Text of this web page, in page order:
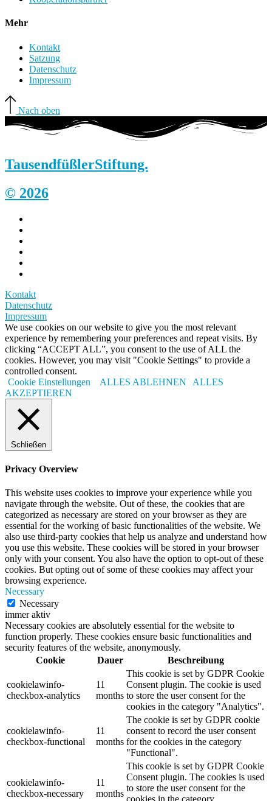
Mehr
Kontakt
Satzung
Datenschutz
Impressum
Nach oben
TausendfüßlerStiftung.
© 2026
Kontakt
Datenschutz
Impressum
We use cookies on our website to give you the most relevant
experience by remembering your preferences and repeat visits. By
clicking “ACCEPT ALL”, you consent to the use of ALL the
cookies. However, you may visit "Cookie Settings" to provide a
controlled consent.
Cookie Einstellungen
ALLES ABLEHNEN
ALLES
AKZEPTIEREN
Schließen
Privacy Overview
This website uses cookies to improve your experience while you
navigate through the website. Out of these, the cookies that are
categorized as necessary are stored on your browser as they are
essential for the working of basic functionalities of the website. We
also use third-party cookies that help us analyze and understand how
you use this website. These cookies will be stored in your browser
only with your consent. You also have the option to opt-out of these
cookies. But opting out of some of these cookies may affect your
browsing experience.
Necessary
Necessary
immer aktiv
Necessary cookies are absolutely essential for the website to
function properly. These cookies ensure basic functionalities and
security features of the website, anonymously.
Cookie
Dauer Beschreibung
cookielawinfo-
checkbox-analytics
11
months
This cookie is set by GDPR Cookie
Consent plugin. The cookie is used
to store the user consent for the
cookies in the category "Analytics".
cookielawinfo-
checkbox-functional
11
months
The cookie is set by GDPR cookie
consent to record the user consent
for the cookies in the category
"Functional".
cookielawinfo-
checkbox-necessary
11
months
This cookie is set by GDPR Cookie
Consent plugin. The cookies is used
to store the user consent for the